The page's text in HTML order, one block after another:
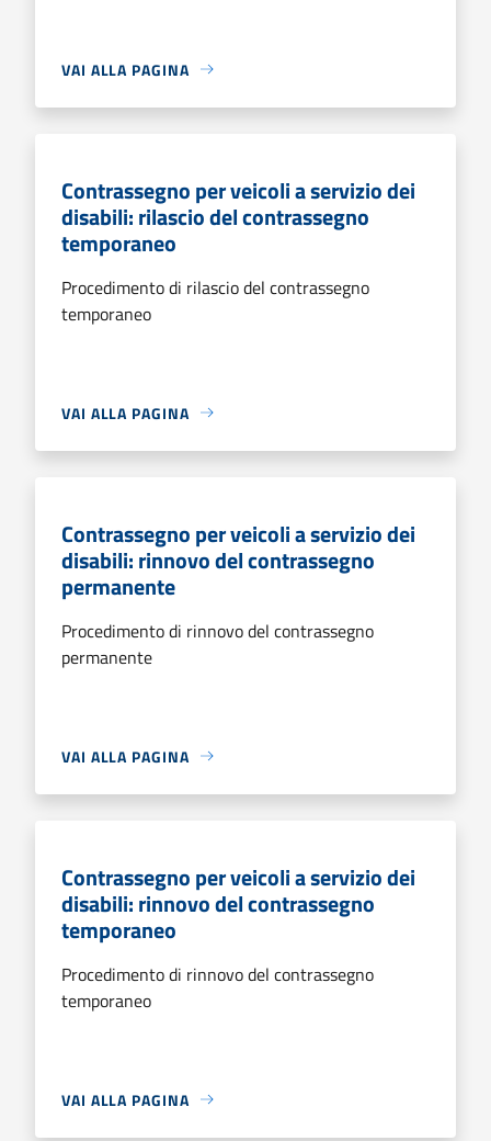
VAI ALLA PAGINA
Contrassegno per veicoli a servizio dei
disabili: rilascio del contrassegno
temporaneo
Procedimento di rilascio del contrassegno
temporaneo
VAI ALLA PAGINA
Contrassegno per veicoli a servizio dei
disabili: rinnovo del contrassegno
permanente
Procedimento di rinnovo del contrassegno
permanente
VAI ALLA PAGINA
Contrassegno per veicoli a servizio dei
disabili: rinnovo del contrassegno
temporaneo
Procedimento di rinnovo del contrassegno
temporaneo
VAI ALLA PAGINA